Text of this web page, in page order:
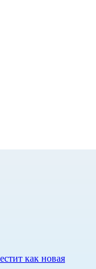
как новая